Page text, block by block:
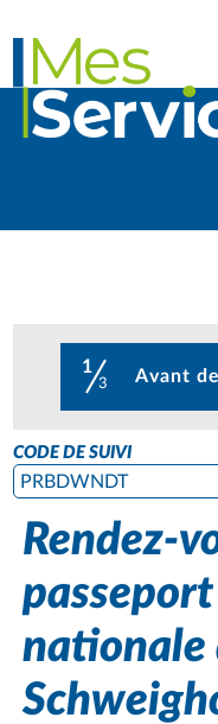
CODE DE SUIVI
PRBDWNDT
1
3 Avant
Rendez-
nationale